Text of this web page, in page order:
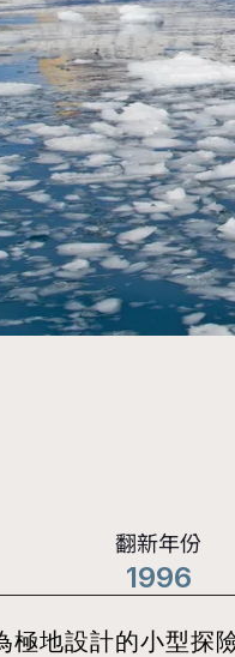
翻新年份
1996
極地設計的小型探